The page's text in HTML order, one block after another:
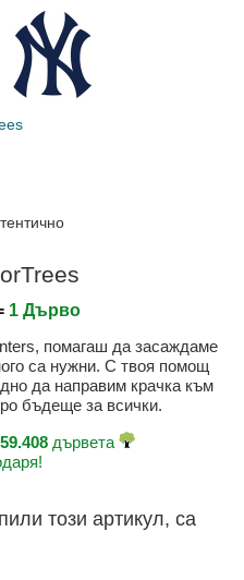
1 Дърво
помагаш да засаждаме
са нужни. С твоя помощ
да направим крачка към
бъдеще за всички.
дървета
този артикул, са